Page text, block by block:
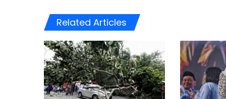
த
கா
ன
ஆ
டு
க
Related Articles